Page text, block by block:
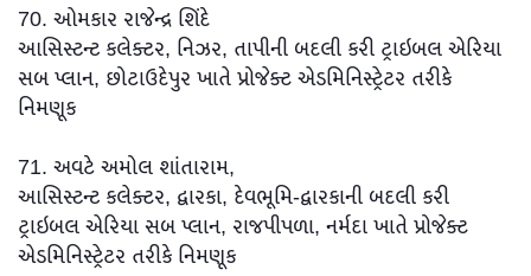
70. ઓમકાર રાજેન્દ્ર શિંદે
આસિસ્ટન્ટ કલેક્ટર, નિઝર, તાપીની બદલી કરી ટ્રાઇબલ એરિયા
સબ પ્લાન, છોટાઉદેપુર ખાતે પ્રોજેક્ટ એડમિનિસ્ટ્રેટર તરીકે
નિમણૂક
71. અવટે અમોલ શાંતારામ,
આસિસ્ટન્ટ કલેક્ટર, દ્વારકા, દેવભૂમિ-દ્વારકાની બદલી કરી
ટ્રાઇબલ એરિયા સબ પ્લાન, રાજપીપળા, નર્મદા ખાતે પ્રોજેક્ટ
એડમિનિસ્ટ્રેટર તરીકે નિમણૂક